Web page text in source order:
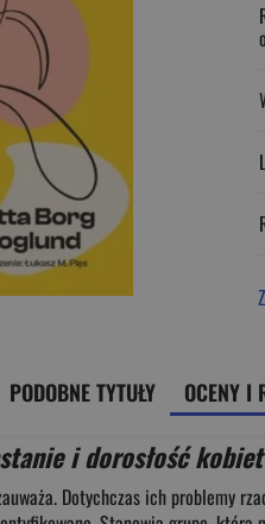
PODOBNE TYTUŁY OCENY I
i dorosłość
Dotychczas ich problemy